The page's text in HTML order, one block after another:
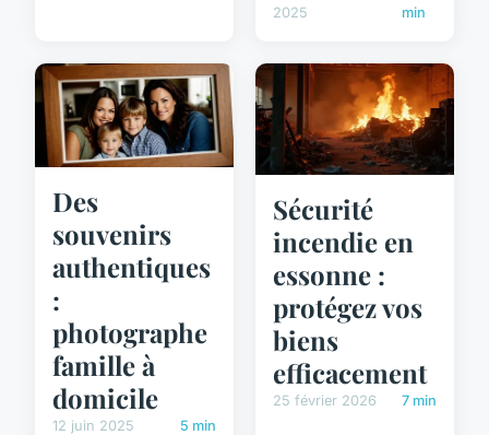
2025
min
Des
souvenirs
authentiques
:
photographe
famille à
domicile
12 juin 2025 5 min
Sécurité
incendie en
essonne :
protégez vos
biens
efficacement
25 février 2026 7 min